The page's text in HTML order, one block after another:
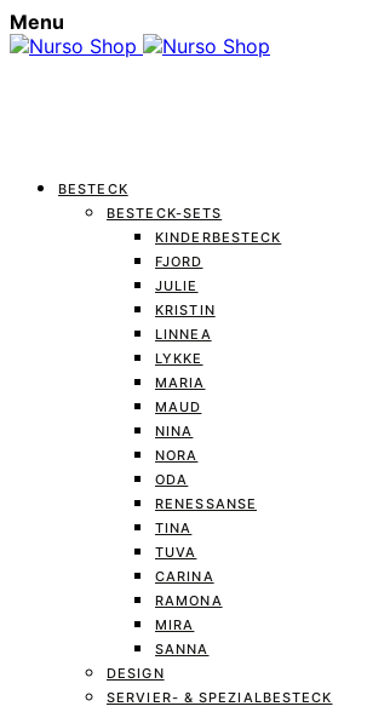
Menu
BESTECK
BESTECK-SETS
KINDERBESTECK
FJORD
JULIE
KRISTIN
LINNEA
LYKKE
MARIA
MAUD
NINA
NORA
ODA
RENESSANSE
TINA
TUVA
CARINA
RAMONA
MIRA
SANNA
DESIGN
SERVIER- & SPEZIALBESTECK